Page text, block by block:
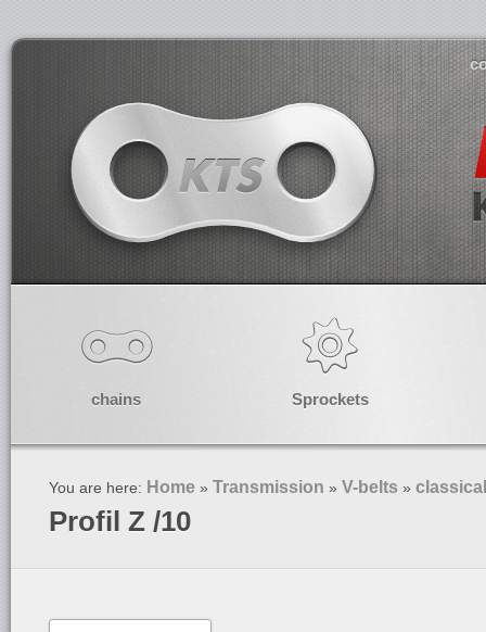
chains Sprockets
You are here: Home » Transmission » V-belts »
Profil Z /10